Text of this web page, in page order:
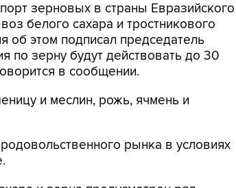
зерновых в страны Евразийского
белого сахара и тростникового
об этом подписал председатель
по зерну будут действовать до 30
в сообщении.
и меслин, рожь, ячмень и
рынка в условиях